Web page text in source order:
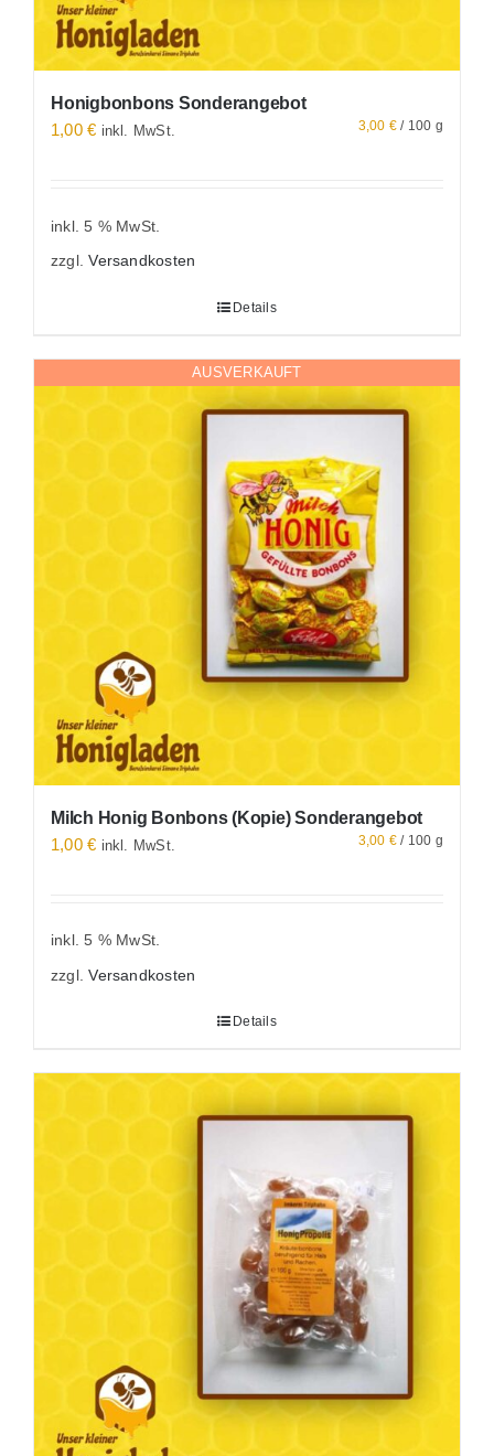
Honigbonbons Sonderangebot
1,00€ inkl. MwSt. 3,00 € / 100 g
inkl. 5 % MwSt.
zzgl.Versandkosten
Details
AUSVERKAUFT
Milch Honig Bonbons (Kopie) Sonderangebot
1,00€ inkl. MwSt. 3,00 € / 100 g
inkl. 5 % MwSt.
zzgl.Versandkosten
Details